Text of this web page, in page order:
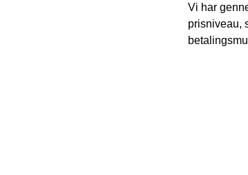
Vi har
prisniveau,